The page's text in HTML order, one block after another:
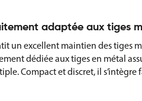
adaptée aux tiges
un excellent maintien des tiges
dédiée aux tiges en métal
Compact et discret, il